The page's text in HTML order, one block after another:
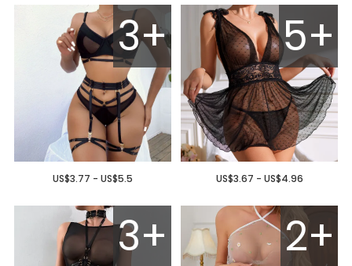
3+
US$3.77 - US$5.5
5+
US$3.67 - US$4.96
3+ 2+